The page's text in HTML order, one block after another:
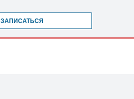
ЗАПИСАТЬСЯ